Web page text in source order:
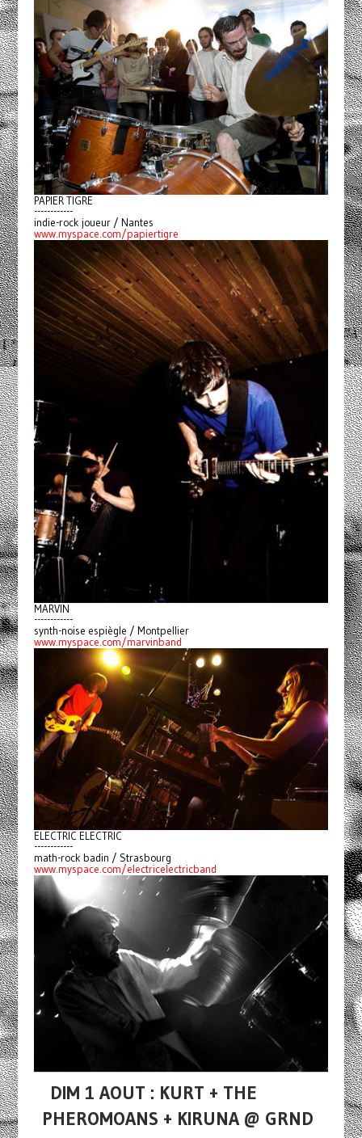
PAPIER TIGRE
------------
indie-rock joueur / Nantes
www.myspace.com/papiertigre
MARVIN
------------
synth-noise espiègle / Montpellier
www.myspace.com/marvinband
ELECTRIC ELECTRIC
------------
math-rock badin / Strasbourg
www.myspace.com/electricelectricband
DIM 1 AOUT : KURT + THE
PHEROMOANS + KIRUNA @ GRND